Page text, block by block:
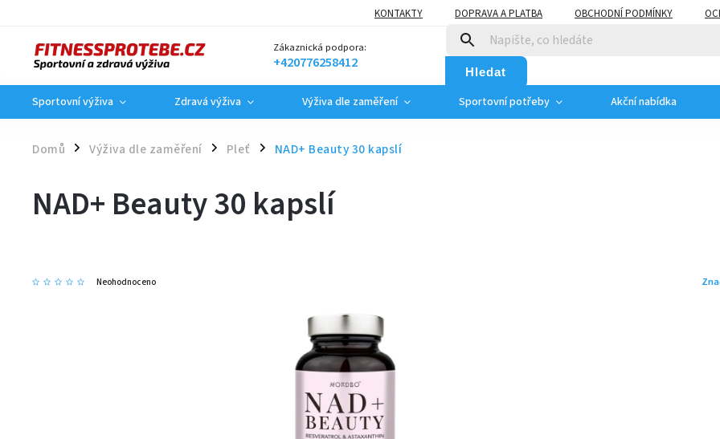
KONTAKTY DOPRAVA A PLATBA OBCHODNÍ PODMÍNKY
Zákaznická podpora:
+420776258412 Hledat
Sportovní výživa Zdravá výživa Výživa dle zaměření Sportovní potřeby Akční nabídka
Domů / Výživa dle zaměření / Pleť / NAD+ Beauty 30 kapslí
NAD+ Beauty 30 kapslí
Neohodnoceno